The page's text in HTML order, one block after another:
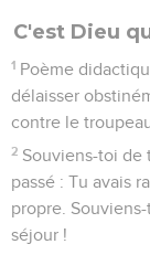
C'est Dieu
1 Poème
délaisser
contre le
2 Souviens-toi de
passé : Tu avais
propre.
séjour !